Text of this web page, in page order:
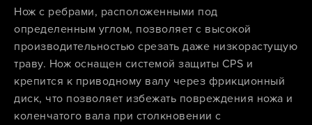
Нож с ребрами, расположенными под
определенным углом, позволяет с высокой
производительностью срезать даже низкорастущую
траву. Нож оснащен системой защиты CPS и
крепится к приводному валу через фрикционный
диск, что позволяет избежать повреждения ножа и
коленчатого вала при столкновении с